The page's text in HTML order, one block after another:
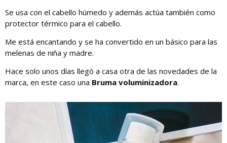
Se usa con el cabello húmedo y además actúa también como
protector térmico para el cabello.
Me está encantando y se ha convertido en un básico para las
melenas de niña y madre.
Hace solo unos días llegó a casa otra de las novedades de la
marca, en este caso una Bruma voluminizadora.